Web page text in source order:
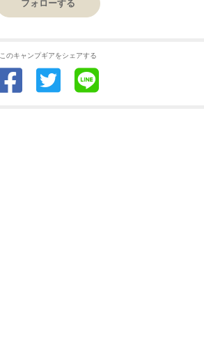
フォローする
このキャンプギアをシェアする